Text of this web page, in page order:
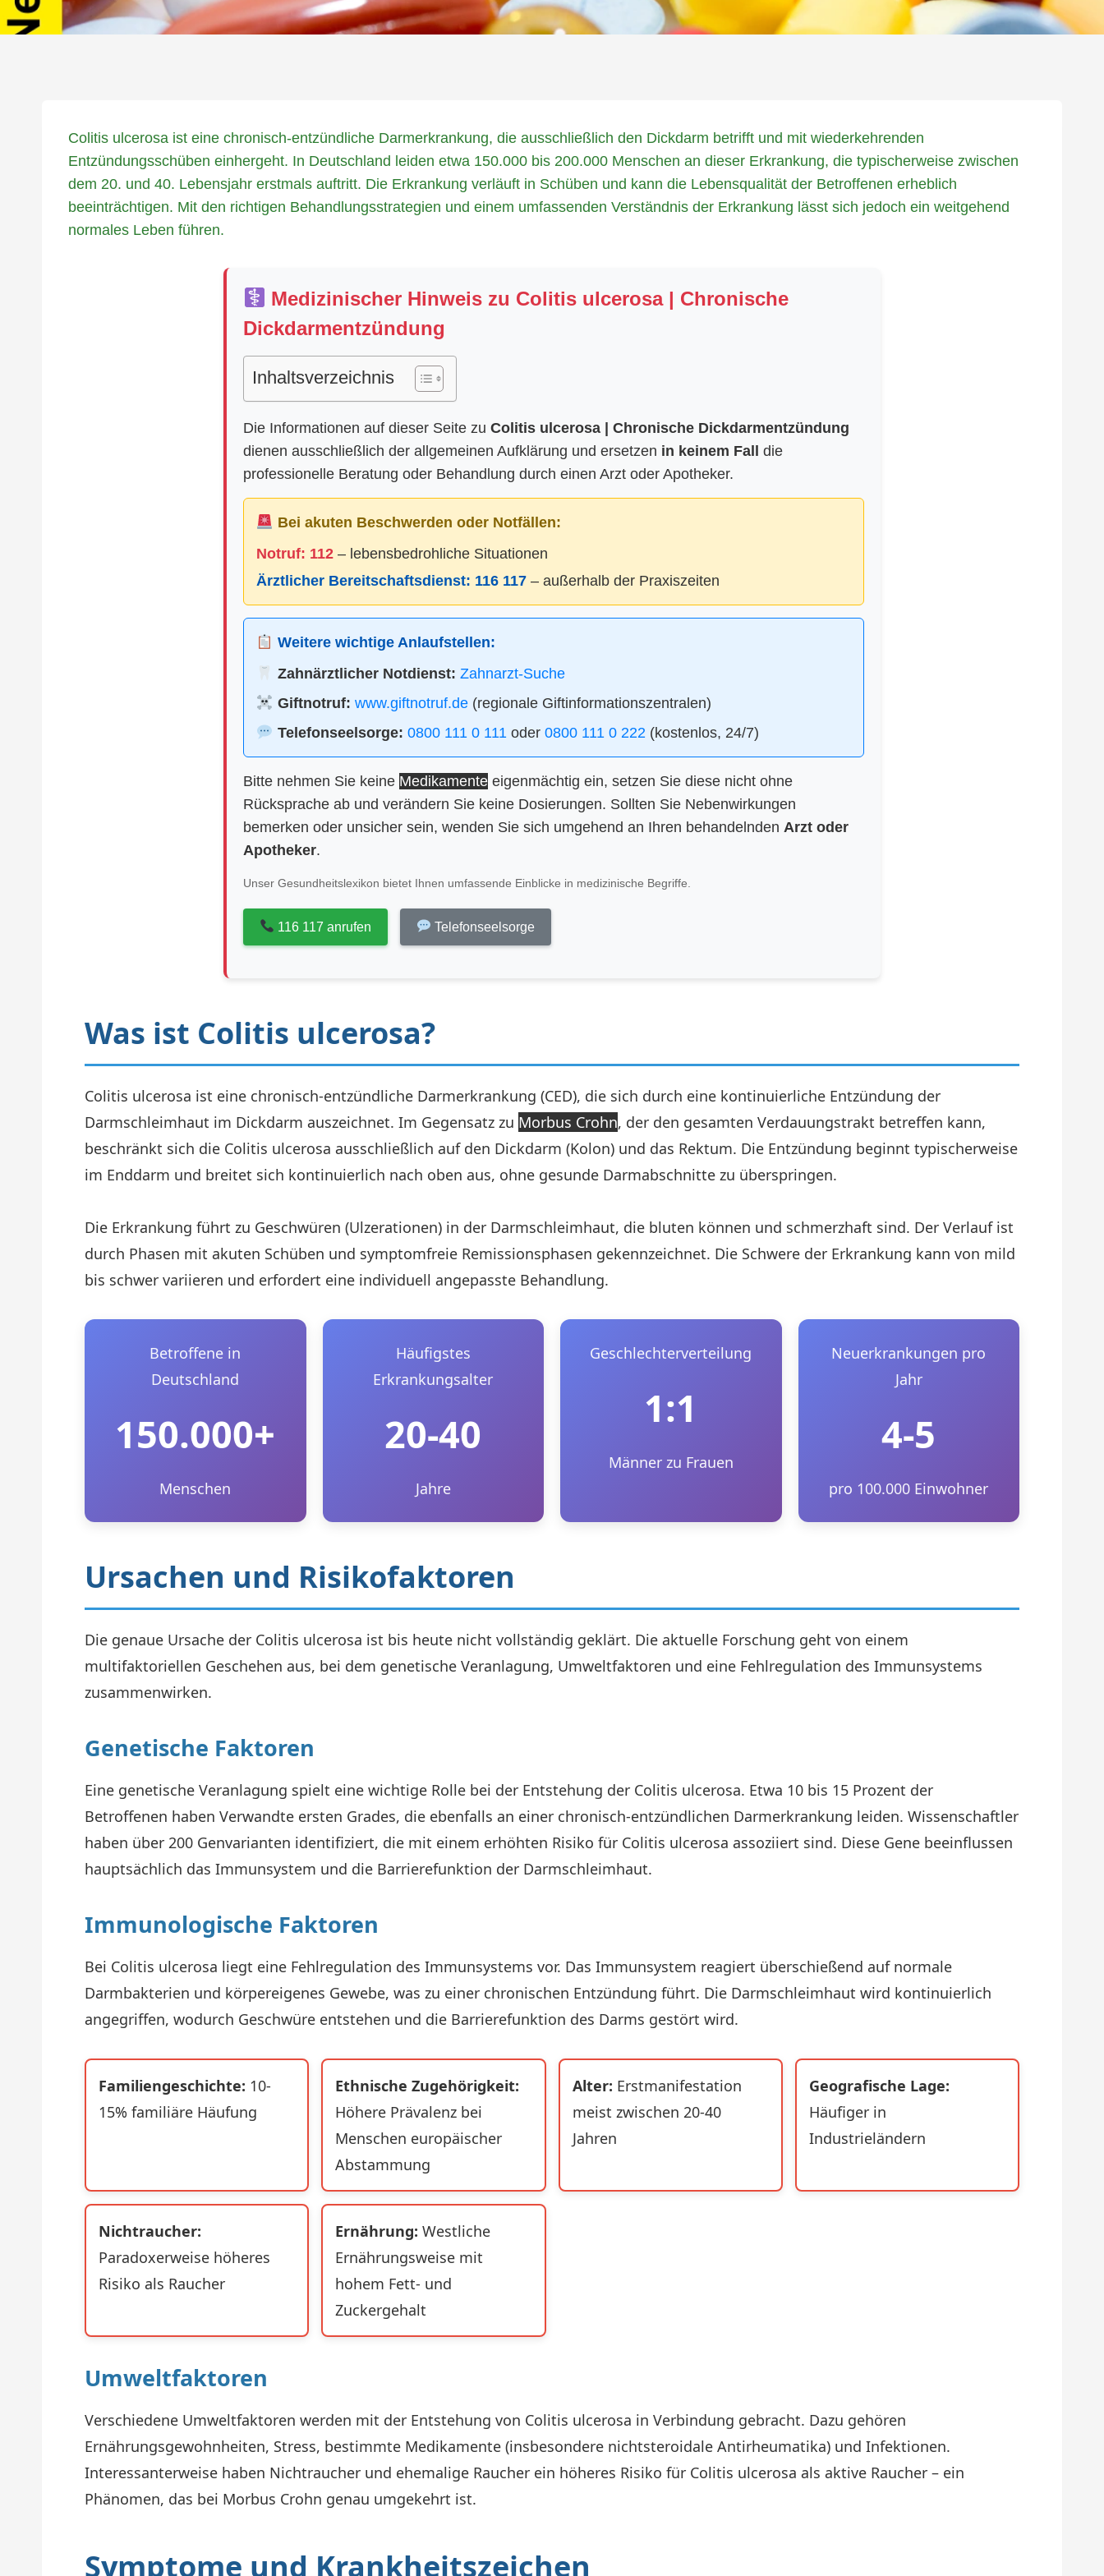
Colitis ulcerosa ist eine chronisch-entzündliche Darmerkrankung, die ausschließlich den Dickdarm betrifft und mit wiederkehrenden
Entzündungsschüben einhergeht. In Deutschland leiden etwa 150.000 bis 200.000 Menschen an dieser Erkrankung, die typischerweise zwischen
dem 20. und 40. Lebensjahr erstmals auftritt. Die Erkrankung verläuft in Schüben und kann die Lebensqualität der Betroffenen erheblich
beeinträchtigen. Mit den richtigen Behandlungsstrategien und einem umfassenden Verständnis der Erkrankung lässt sich jedoch ein weitgehend
normales Leben führen.
Medizinischer Hinweis zu Colitis ulcerosa | Chronische
Dickdarmentzündung
Inhaltsverzeichnis
Die Informationen auf dieser Seite zu Colitis ulcerosa | Chronische Dickdarmentzündung
dienen ausschließlich der allgemeinen Aufklärung und ersetzen in keinem Fall die
professionelle Beratung oder Behandlung durch einen Arzt oder Apotheker.
Bei akuten Beschwerden oder Notfällen:
Notruf: 112 – lebensbedrohliche Situationen
Ärztlicher Bereitschaftsdienst: 116 117 – außerhalb der Praxiszeiten
Weitere wichtige Anlaufstellen:
Zahnärztlicher Notdienst: Zahnarzt-Suche
Giftnotruf: www.giftnotruf.de(regionale Giftinformationszentralen)
Telefonseelsorge: 0800 111 0 111 oder 0800 111 0 222 (kostenlos, 24/7)
Bitte nehmen Sie keine Medikamente eigenmächtig ein, setzen Sie diese nicht ohne
Rücksprache ab und verändern Sie keine Dosierungen. Sollten Sie Nebenwirkungen
bemerken oder unsicher sein, wenden Sie sich umgehend an Ihren behandelnden Arzt oder
Apotheker.
Unser Gesundheitslexikon bietet Ihnen umfassende Einblicke in medizinische Begriffe.
116 117 anrufen Telefonseelsorge
Was ist Colitis ulcerosa?
Colitis ulcerosa ist eine chronisch-entzündliche Darmerkrankung (CED), die sich durch eine kontinuierliche Entzündung der
Darmschleimhaut im Dickdarm auszeichnet. Im Gegensatz zu Morbus Crohn, der den gesamten Verdauungstrakt betreffen kann,
beschränkt sich die Colitis ulcerosa ausschließlich auf den Dickdarm (Kolon) und das Rektum. Die Entzündung beginnt typischerweise
im Enddarm und breitet sich kontinuierlich nach oben aus, ohne gesunde Darmabschnitte zu überspringen.
Die Erkrankung führt zu Geschwüren (Ulzerationen) in der Darmschleimhaut, die bluten können und schmerzhaft sind. Der Verlauf ist
durch Phasen mit akuten Schüben und symptomfreie Remissionsphasen gekennzeichnet. Die Schwere der Erkrankung kann von mild
bis schwer variieren und erfordert eine individuell angepasste Behandlung.
Betroffene in
Deutschland
150.000+
Menschen
Häufigstes
Erkrankungsalter
20-40
Jahre
Geschlechterverteilung
1:1
Männer zu Frauen
Neuerkrankungen pro
Jahr
4-5
pro 100.000 Einwohner
Ursachen und Risikofaktoren
Die genaue Ursache der Colitis ulcerosa ist bis heute nicht vollständig geklärt. Die aktuelle Forschung geht von einem
multifaktoriellen Geschehen aus, bei dem genetische Veranlagung, Umweltfaktoren und eine Fehlregulation des Immunsystems
zusammenwirken.
Genetische Faktoren
Eine genetische Veranlagung spielt eine wichtige Rolle bei der Entstehung der Colitis ulcerosa. Etwa 10 bis 15 Prozent der
Betroffenen haben Verwandte ersten Grades, die ebenfalls an einer chronisch-entzündlichen Darmerkrankung leiden. Wissenschaftler
haben über 200 Genvarianten identifiziert, die mit einem erhöhten Risiko für Colitis ulcerosa assoziiert sind. Diese Gene beeinflussen
hauptsächlich das Immunsystem und die Barrierefunktion der Darmschleimhaut.
Immunologische Faktoren
Bei Colitis ulcerosa liegt eine Fehlregulation des Immunsystems vor. Das Immunsystem reagiert überschießend auf normale
Darmbakterien und körpereigenes Gewebe, was zu einer chronischen Entzündung führt. Die Darmschleimhaut wird kontinuierlich
angegriffen, wodurch Geschwüre entstehen und die Barrierefunktion des Darms gestört wird.
Familiengeschichte: 10-
15% familiäre Häufung
Ethnische Zugehörigkeit:
Höhere Prävalenz bei
Menschen europäischer
Abstammung
Alter: Erstmanifestation
meist zwischen 20-40
Jahren
Geografische Lage:
Häufiger in
Industrieländern
Nichtraucher:
Paradoxerweise höheres
Risiko als Raucher
Ernährung: Westliche
Ernährungsweise mit
hohem Fett- und
Zuckergehalt
Umweltfaktoren
Verschiedene Umweltfaktoren werden mit der Entstehung von Colitis ulcerosa in Verbindung gebracht. Dazu gehören
Ernährungsgewohnheiten, Stress, bestimmte Medikamente (insbesondere nichtsteroidale Antirheumatika) und Infektionen.
Interessanterweise haben Nichtraucher und ehemalige Raucher ein höheres Risiko für Colitis ulcerosa als aktive Raucher – ein
Phänomen, das bei Morbus Crohn genau umgekehrt ist.
Symptome und Krankheitszeichen